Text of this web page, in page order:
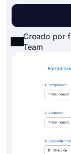
Creado por
Team